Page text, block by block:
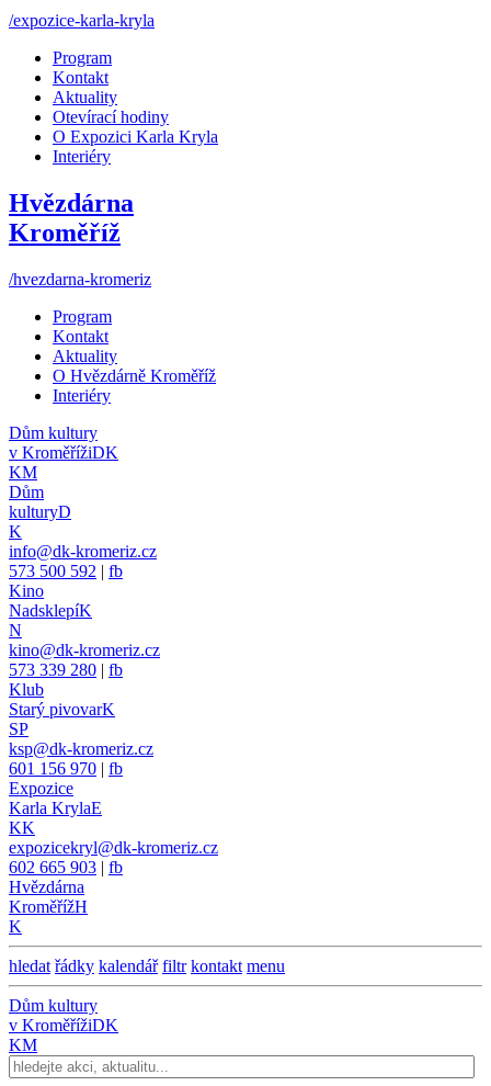
/expozice-karla-kryla
Program
Kontakt
Aktuality
Otevírací hodiny
O Expozici Karla Kryla
Interiéry
Hvězdárna
Kroměříž
/hvezdarna-kromeriz
Program
Kontakt
Aktuality
O Hvězdárně Kroměříž
Interiéry
Dům kultury
v KroměřížiDK
KM
Dům
kulturyD
K
info@dk-kromeriz.cz
573 500 592 | fb
Kino
NadsklepíK
N
kino@dk-kromeriz.cz
573 339 280 | fb
Klub
Starý pivovarK
SP
ksp@dk-kromeriz.cz
601 156 970 | fb
Expozice
Karla KrylaE
KK
expozicekryl@dk-kromeriz.cz
602 665 903 | fb
Hvězdárna
KroměřížH
K
hledat řádky kalendář filtr kontakt menu
Dům kultury
v KroměřížiDK
KM